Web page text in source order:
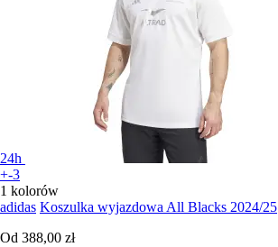
24h
+-3
1 kolorów
adidas Koszulka wyjazdowa All Blacks 2024/25
Od 388,00 zł